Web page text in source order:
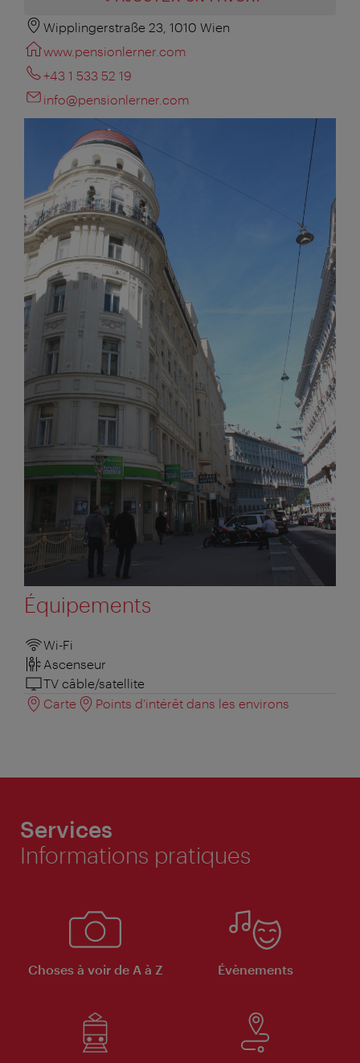
Wipplingerstraße 23, 1010 Wien
www.pensionlerner.com
+43 1 533 52 19
info@pensionlerner.com
Équipements
Wi-Fi
Ascenseur
TV câble/satellite
Carte
Points d'intérêt dans les environs
Services
Informations pratiques
Choses à voir de A à Z Évènements